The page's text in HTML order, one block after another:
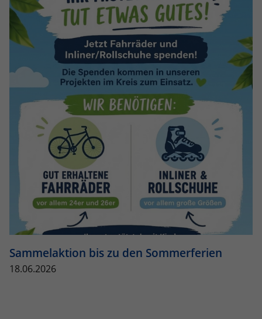
Sammelaktion bis zu den Sommerferien
18.06.2026